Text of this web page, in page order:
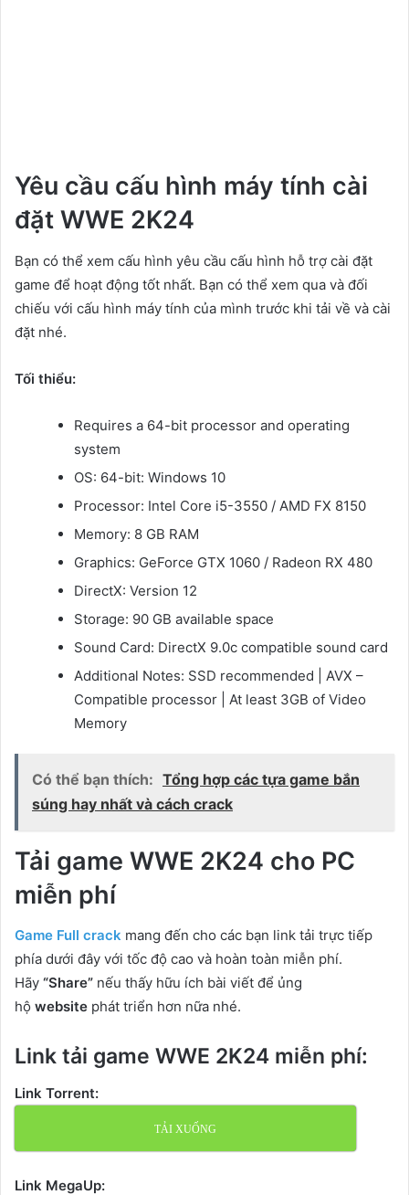
Yêu cầu cấu hình máy tính cài
đặt WWE 2K24
Bạn có thể xem cấu hình yêu cầu cấu hình hỗ trợ cài đặt
game để hoạt động tốt nhất. Bạn có thể xem qua và đối
chiếu với cấu hình máy tính của mình trước khi tải về và cài
đặt nhé.
Tối thiểu:
Requires a 64-bit processor and operating
system
OS: 64-bit: Windows 10
Processor: Intel Core i5-3550 / AMD FX 8150
Memory: 8 GB RAM
Graphics: GeForce GTX 1060 / Radeon RX 480
DirectX: Version 12
Storage: 90 GB available space
Sound Card: DirectX 9.0c compatible sound card
Additional Notes: SSD recommended | AVX –
Compatible processor | At least 3GB of Video
Memory
Có thể bạn thích: Tổng hợp các tựa game bắn
súng hay nhất và cách crack
Tải game WWE 2K24 cho PC
miễn phí
Game Full crack mang đến cho các bạn link tải trực tiếp
phía dưới đây với tốc độ cao và hoàn toàn miễn phí.
Hãy “Share” nếu thấy hữu ích bài viết để ủng
hộ website phát triển hơn nữa nhé.
Link tải game WWE 2K24 miễn phí:
Link Torrent:
TẢI XUỐNG
Link MegaUp: